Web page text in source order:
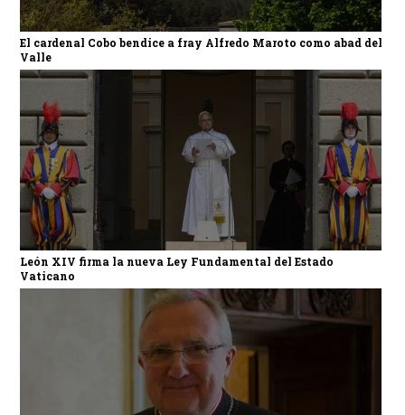
El cardenal Cobo bendice a fray Alfredo Maroto como abad del
Valle
León XIV firma la nueva Ley Fundamental del Estado
Vaticano